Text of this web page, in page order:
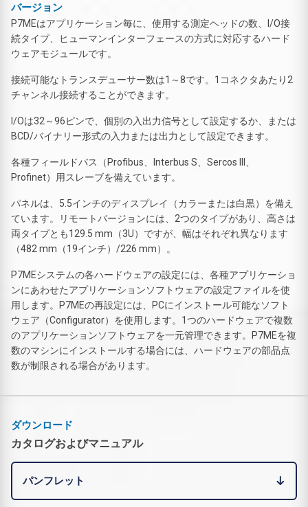
バージョン
P7MEはアプリケーション毎に、使用する測定ヘッドの数、I/O接
続タイプ、ヒューマンインターフェースの方式に対応するハード
ウェアモジュールです。
接続可能なトランスデューサー数は1～8です。1コネクタあたり2
チャンネル接続することができます。
I/Oは32～96ピンで、個別の入出力信号として設定するか、または
BCD/バイナリー形式の入力または出力として設定できます。
各種フィールドバス（Profibus、Interbus S、Sercos III、
Profinet）用スレーブを備えています。
パネルは、5.5インチのディスプレイ（カラーまたは白黒）を備え
ています。リモートバージョンには、2つのタイプがあり、高さは
両タイプとも129.5 mm（3U）ですが、幅はそれぞれ異なります
（482 mm（19インチ）/226 mm）。
P7MEシステムの各ハードウェアの設定には、各種アプリケーショ
ンにあわせたアプリケーションソフトウェアの設定ファイルを使
用します。P7MEの再設定には、PCにインストール可能なソフト
ウェア（Configurator）を使用します。1つのハードウェアで複数
のアプリケーションソフトウェアを一元管理できます。P7MEを複
数のマシンにインストールする場合には、ハードウェアの部品点
数が制限される場合があります。
ダウンロード
カタログおよびマニュアル
パンフレット